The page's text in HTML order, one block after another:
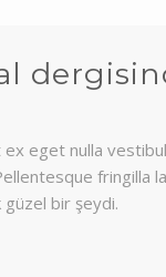
ex eget nulla
fringilla
güzel bir şeydi.